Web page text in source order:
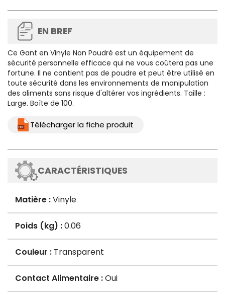
EN BREF
Ce Gant en Vinyle Non Poudré est un équipement de
sécurité personnelle efficace qui ne vous coûtera pas une
fortune. Il ne contient pas de poudre et peut être utilisé en
toute sécurité dans les environnements de manipulation
des aliments sans risque d'altérer vos ingrédients. Taille :
Large. Boîte de 100.
Télécharger la fiche produit
CARACTÉRISTIQUES
Matière :Vinyle
Poids (kg) :0.06
Couleur : Transparent
Contact Alimentaire :Oui